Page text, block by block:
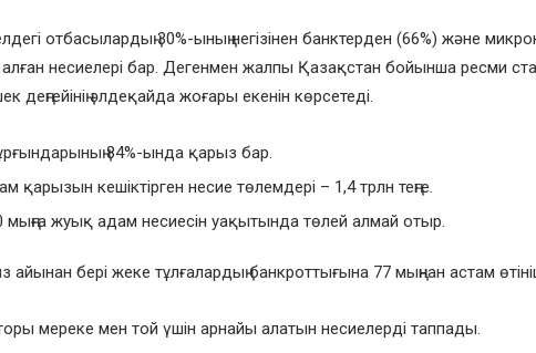
отбасылардың 30%-ының негізінен банктерден (66%) және
несиелері бар. Дегенмен жалпы Қазақстан бойынша ресми
деңгейінің әлдеқайда жоғары екенін көрсетеді.
84%-ында қарыз бар.
қарызын кешіктірген несие төлемдері – 1,4 трлн теңге.
мыңға жуық адам несиесін уақытында төлей алмай отыр.
бері жеке тұлғалардың банкроттығына 77 мыңнан астам
мереке мен той үшін арнайы алатын несиелерді таппады.